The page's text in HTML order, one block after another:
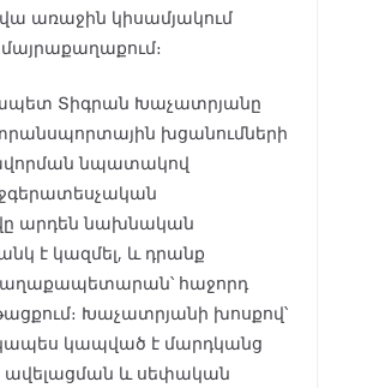
առաջին կիսամյակում
Տիգրան Խաչատրյանը
տրանսպորտային խցանումների
նպատակով
արդեն նախնական
է կազմել, և դրանք
հաջորդ
Խաչատրյանի խոսքով՝
կապված է մարդկանց
ավելացման և սեփական